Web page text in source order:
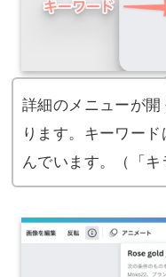
詳細のメニューが
ります。キーワー
んでいます。（「